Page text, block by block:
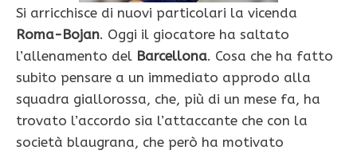
Si arricchisce di nuovi particolari la vicenda
Roma-Bojan. Oggi il giocatore ha saltato
l’allenamento del Barcellona. Cosa che ha fatto
subito pensare a un immediato approdo alla
squadra giallorossa, che, più di un mese fa, ha
trovato l’accordo sia l’attaccante che con la
società blaugrana, che però ha motivato